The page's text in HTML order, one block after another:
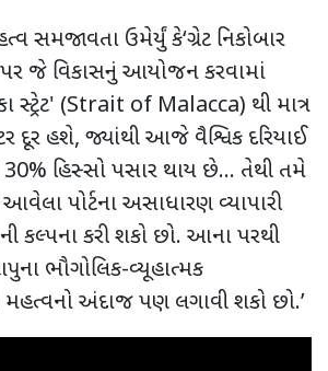
સમજાવતા ઉમેર્યું કે‘ગ્રેટ નિકોબાર
પર જે વિકાસનું આયોજન કરવામાં
સ્ટ્રેટ' (Strait of Malacca) થી માત્ર
દૂર હશે, જ્યાંથી આજે વૈશ્વિક દરિયાઈ
હિસ્સો પસાર થાય છે... તેથી તમે
પોર્ટના અસાધારણ વ્યાપારી
કલ્પના કરી શકો છો. આના પરથી
ભૌગોલિક-વ્યૂહાત્મક
મહત્વનો અંદાજ પણ લગાવી શકો છો.’